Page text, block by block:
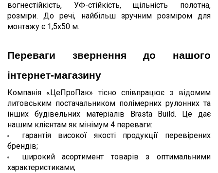
вогнестійкість, УФ-стійкість, щільність полотна,
розміри. До речі, найбільш зручним розміром для
монтажу є 1,5х50 м.
Переваги звернення до нашого
інтернет-магазину
Компанія «ЦеПроПак» тісно співпрацює з відомим
литовським постачальником полімерних рулонних та
інших будівельних матеріалів Brasta Build. Це дає
нашим клієнтам як мінімум 4 переваги:
гарантія високої якості продукції перевірених
брендів;
широкий асортимент товарів з оптимальними
характеристиками;